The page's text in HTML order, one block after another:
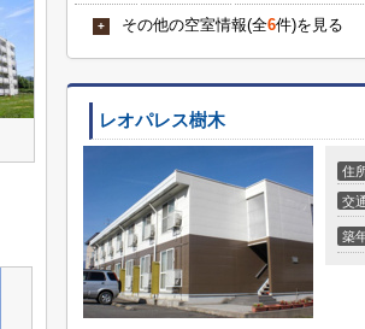
+ その他の空室情報(全6件)を見る
レオパレス樹木
住
交
築